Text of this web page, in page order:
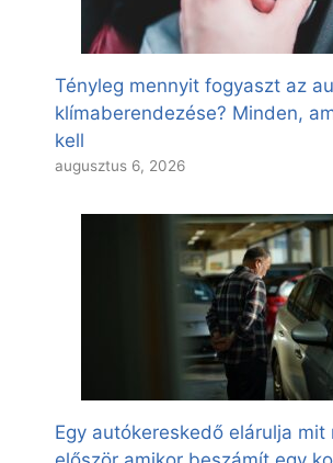
Tényleg mennyit fogyaszt az
klímaberendezése? Minden,
kell
augusztus 6, 2026
Egy autókereskedő elárulja mit